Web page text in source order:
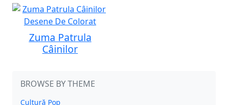
Zuma Patrula
Câinilor
BROWSE BY THEME
Cultură Pop